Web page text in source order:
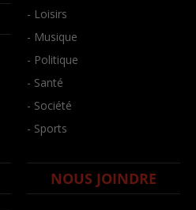
- Loisirs
- Musique
- Politique
- Santé
- Société
- Sports
NOUS JOINDRE